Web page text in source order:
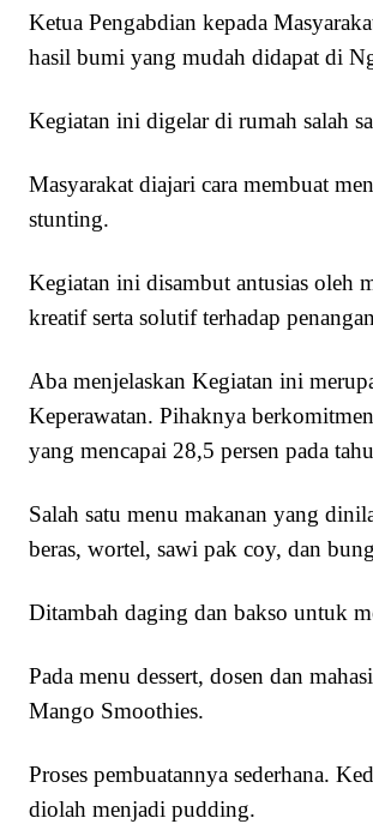
Ketua Pengabdian kepada
hasil bumi yang mudah didapat di
Kegiatan ini digelar di rumah salah
Masyarakat diajari cara membuat
stunting.
Kegiatan ini disambut antusias oleh
kreatif serta solutif terhadap
Aba menjelaskan Kegiatan ini
Keperawatan. Pihaknya
yang mencapai 28,5 persen pada
Salah satu menu makanan yang
beras, wortel, sawi pak coy, dan
Ditambah daging dan bakso untuk
Pada menu dessert, dosen dan
Mango Smoothies.
Proses pembuatannya sederhana.
diolah menjadi pudding.